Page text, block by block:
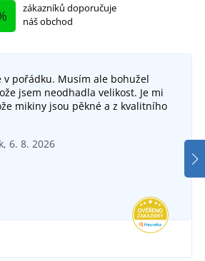
zákazníků doporučuje
náš obchod
v pořádku. Musím ale bohužel
jsem neodhadla velikost. Je mi
mikiny jsou pěkné a z kvalitního
6. 8. 2026